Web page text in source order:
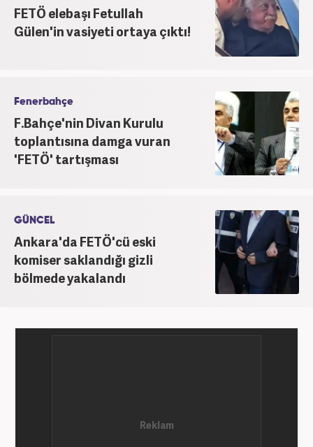
FETÖ elebaşı Fetullah
Gülen'in vasiyeti ortaya çıktı!
Fenerbahçe
F.Bahçe'nin Divan Kurulu
toplantısına damga vuran
'FETÖ' tartışması
GÜNCEL
Ankara'da FETÖ'cü eski
komiser saklandığı gizli
bölmede yakalandı